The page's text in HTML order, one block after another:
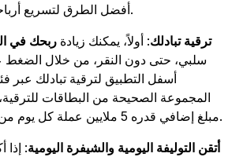
ترقية تبادلك: أولاً، يمكنك زيادةربحك في
سلبي، حتى دون النقر، من خلال الضغط
أسفل التطبيق لترقية تبادلك عبر فئات
المجموعة الصحيحة من البطاقات
أتقن التوليفة اليومية والشيفرة اليومية: إذا